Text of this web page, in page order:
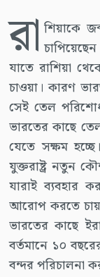
রা শিয়াকে
যাতে রাশিয়া
চাওয়া। কারণ
সেই তেল
ভারতের কাছে
যেতে সক্ষম
যুক্তরাষ্ট্র নতুন
যারাই ব্যবহার
আরোপ করতে চায়
ভারতের কাছে
বর্তমানে ১০
বন্দর পরিচালনা